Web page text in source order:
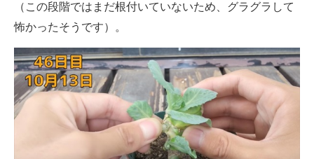
（この段階ではまだ根付いていないため、グラグラして
怖かったそうです）。